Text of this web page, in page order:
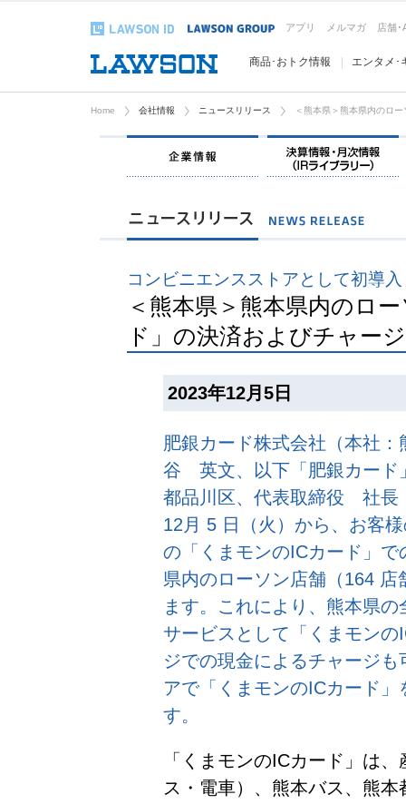
アプリ メルマガ 店舗･
商品･おトク情報 エンタメ･
Home 会社情報 ニュースリリース ＜熊本県＞熊本県内のロ
企業情報
コンビニエンスストアとして初導入
＜熊本県＞熊本県内のロ
ド」の決済およびチャー
2023年12月5日
肥銀カード株式会社（本社
谷 英文、以下「肥銀カード
都品川区、代表取締役 社長
12月 5 日（火）から、お客
の「くまモンのICカード」
県内のローソン店舗（164
ます。これにより、熊本県
サービスとして「くまモン
ジでの現金によるチャージ
アで「くまモンのICカード
す。
「くまモンのICカード」は
ス・電車）、熊本バス、熊